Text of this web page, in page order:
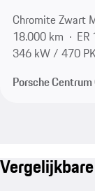
Chromite Zwart
18.000 km
346 kW / 470 PK
Porsche